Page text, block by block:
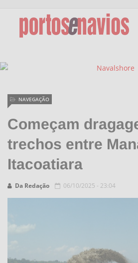
Começam
trechos entre
Itacoatiara
Da Redação
NAVEGAÇÃO
06/10/2025 - 23:04